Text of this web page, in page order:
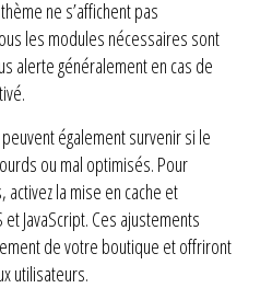
ne s’affichent pas
les modules nécessaires sont
alerte généralement en cas de
également survenir si le
ou mal optimisés. Pour
la mise en cache et
JavaScript. Ces ajustements
de votre boutique et offriront
utilisateurs.